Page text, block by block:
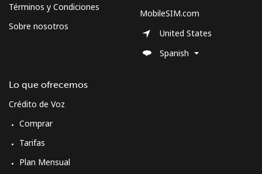
¡Hola!
Términos y Condiciones
Sobre nosotros
Lo que ofrecemos
Crédito de Voz
Comprar
Tarifas
Plan Mensual
MobileSIM.com
United States
Spanish